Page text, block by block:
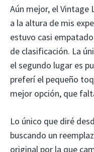
Aún mejor, el
a la altura de mis
estuvo casi
de clasificación. La
el segundo lugar es
preferí el pequeño
mejor opción, que
Lo único que diré
buscando un
original por la que